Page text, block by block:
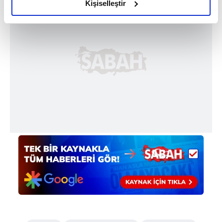
olduğunu ve sizlere en iyi içerikleri sunabilmek adına
elimizden gelen çabayı gösterdiğimizi ve bu noktada,
reklamların maliyetlerimizi karşılamak noktasında tek gelir
Her halükârda, kullanıcılar, bu çerezlere izin vermedikleri
takdirde, kullanıcılara hedefli reklamlar
verileriniz işlenmekte olup gerekli olan çerezler bilgi
toplumu hizmetlerinin sunulması amacıyla
kullanılmaktadır. Diğer çerezler, sitemizin daha işlevsel
kılınması ve kişiselleştirilmesi ve sizlere yönelik
reklam/pazarlama faaliyetlerinin yapılması, amaçlarıyla
Kişiselleştir